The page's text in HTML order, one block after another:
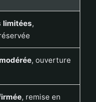
limitées,
, ouverture
, remise en